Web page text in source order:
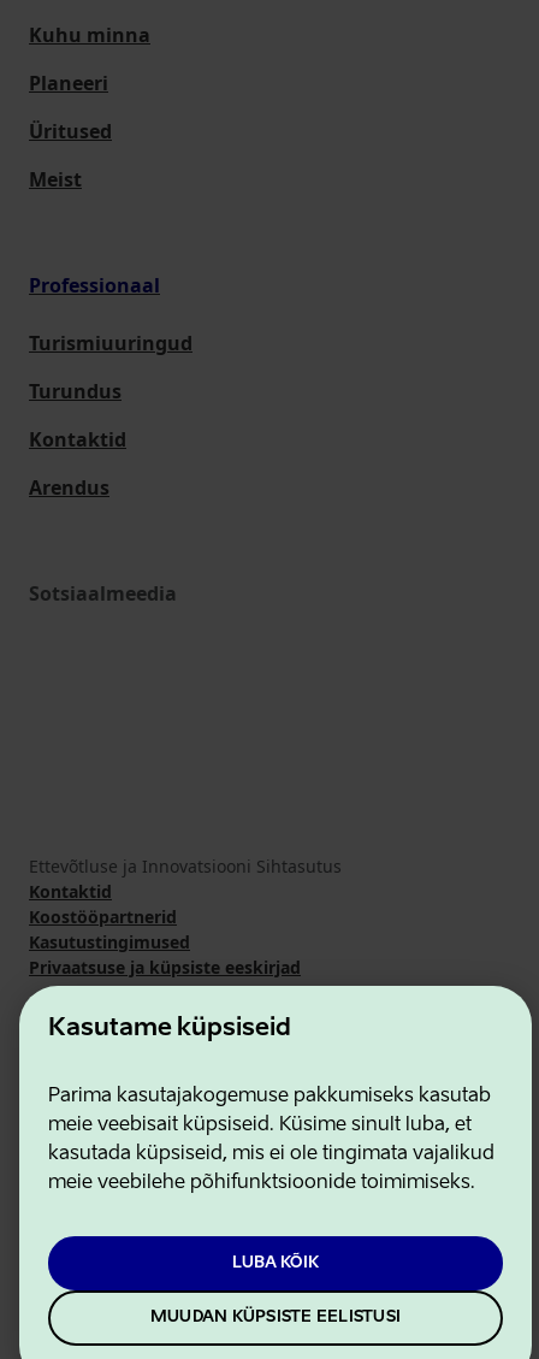
Kasutame küpsiseid
Parima kasutajakogemuse pakkumiseks kasutab
meie veebisait küpsiseid. Küsime sinult luba, et
kasutada küpsiseid, mis ei ole tingimata vajalikud
meie veebilehe põhifunktsioonide toimimiseks.
LUBA KÕIK
MUUDAN KÜPSISTE EELISTUSI
Kuhu minna
Planeeri
Üritused
Meist
Professionaal
Turismiuuringud
Turundus
Kontaktid
Arendus
Sotsiaalmeedia
Ettevõtluse ja Innovatsiooni Sihtasutus
Kontaktid
Koostööpartnerid
Kasutustingimused
Privaatsuse ja küpsiste eeskirjad